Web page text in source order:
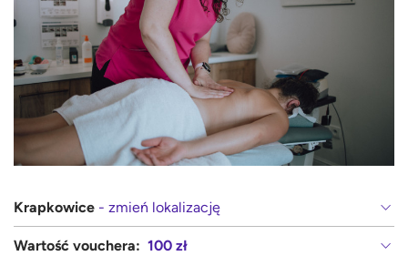
Krapkowice - zmień lokalizację
Wartość vouchera: 100 zł